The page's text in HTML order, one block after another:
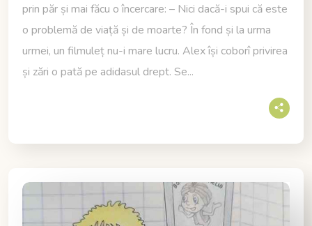
prin păr și mai făcu o încercare: – Nici dacă-i spui că este
o problemă de viață și de moarte? În fond și la urma
urmei, un filmuleț nu-i mare lucru. Alex își coborî privirea
și zări o pată pe adidasul drept. Se...